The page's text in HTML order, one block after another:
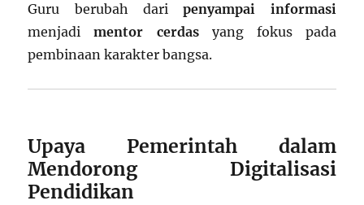
Guru berubah daripenyampai informasi
menjadimentor cerdasyang fokus pada
pembinaan karakter bangsa.
Upaya Pemerintah dalam
Mendorong Digitalisasi
Pendidikan